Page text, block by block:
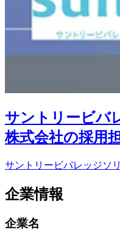
サントリービバ
株式会社の採用
サントリービバレッジソ
企業情報
企業名